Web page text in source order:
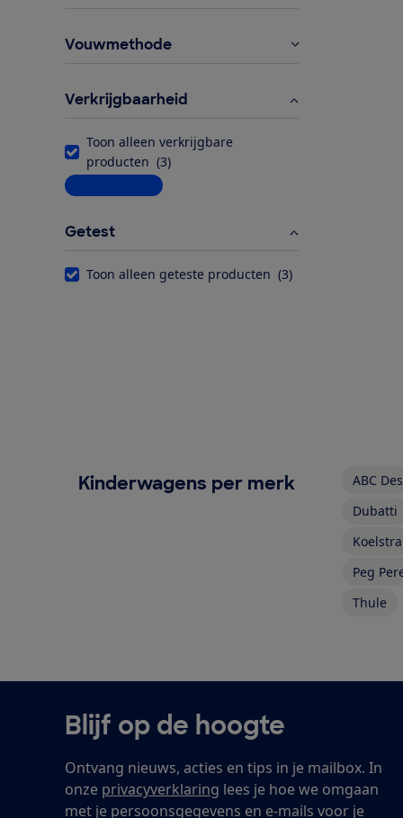
Vouwmethode
Verkrijgbaarheid
Toon alleen verkrijgbare
producten (3)
Meer informatie
Getest
Toon alleen geteste producten (3)
Kinderwagens per merk ABC
Dubatti
Koelstra
Peg
Thule
Blijf op de hoogte
Ontvang nieuws, acties en tips in je mailbox. In
onze privacyverklaring lees je hoe we omgaan
met je persoonsgegevens en e-mails voor je